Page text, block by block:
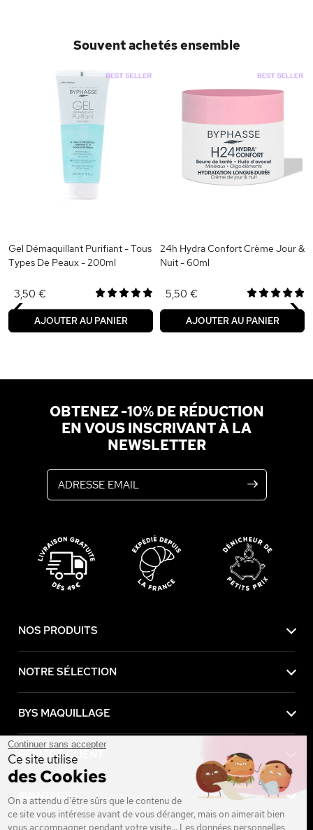
Souvent achetés ensemble
Gel Démaquillant Purifiant - Tous
Types De Peaux - 200ml
3,50 €
AJOUTER AU PANIER
24h Hydra Confort Crème Jour &
Nuit - 60ml
5,50 €
AJOUTER AU PANIER
‹ ›
OBTENEZ -10% DE RÉDUCTION
EN VOUS INSCRIVANT À LA
NEWSLETTER
NOS PRODUITS
NOTRE SÉLECTION
BYS MAQUILLAGE
SERVICE CLIENT
AVANTAGES
Continuer sans accepter
Ce site utilise
des Cookies
On a attendu d'être sûrs que le contenu de
ce site vous intéresse avant de vous déranger, mais on aimerait bien
vous accompagner pendant votre visite... Les données personnelles